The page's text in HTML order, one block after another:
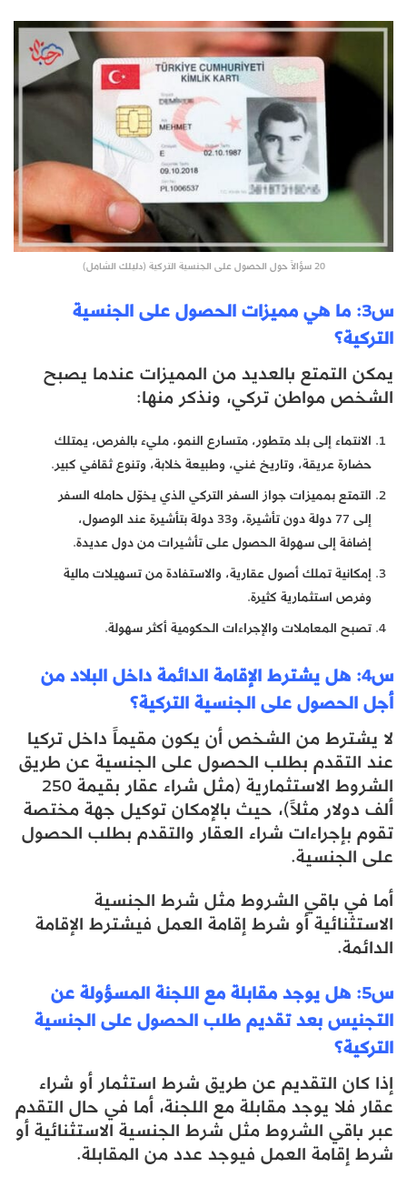
20 سؤالاً حول الحصول على الجنسية التركية (دليلك الشامل)
س3: ما هي مميزات الحصول على الجنسية
التركية؟
يمكن التمتع بالعديد من المميزات عندما يصبح
الشخص مواطن تركي، ونذكر منها:
الانتماء إلى بلد متطور، متسارع النمو، مليء بالفرص، يمتلك
حضارة عريقة، وتاريخ غني، وطبيعة خلابة، وتنوع ثقافي كبير.
التمتع بمميزات جواز السفر التركي الذي يخوّل حامله السفر
إلى 77 دولة دون تأشيرة، و33 دولة بتأشيرة عند الوصول،
إضافة إلى سهولة الحصول على تأشيرات من دول عديدة.
إمكانية تملك أصول عقارية، والاستفادة من تسهيلات مالية
وفرص استثمارية كثيرة.
تصبح المعاملات والإجراءات الحكومية أكثر سهولة.
س4: هل يشترط الإقامة الدائمة داخل البلاد من
أجل الحصول على الجنسية التركية؟
لا يشترط من الشخص أن يكون مقيماً داخل تركيا
عند التقدم بطلب الحصول على الجنسية عن طريق
الشروط الاستثمارية (مثل شراء عقار بقيمة 250
ألف دولار مثلاً)، حيث بالإمكان توكيل جهة مختصة
تقوم بإجراءات شراء العقار والتقدم بطلب الحصول
على الجنسية.
أما في باقي الشروط مثل شرط الجنسية
الاستثنائية أو شرط إقامة العمل فيشترط الإقامة
الدائمة.
س5: هل يوجد مقابلة مع اللجنة المسؤولة عن
التجنيس بعد تقديم طلب الحصول على الجنسية
التركية؟
إذا كان التقديم عن طريق شرط استثمار أو شراء
عقار فلا يوجد مقابلة مع اللجنة، أما في حال التقدم
عبر باقي الشروط مثل شرط الجنسية الاستثنائية أو
شرط إقامة العمل فيوجد عدد من المقابلة.